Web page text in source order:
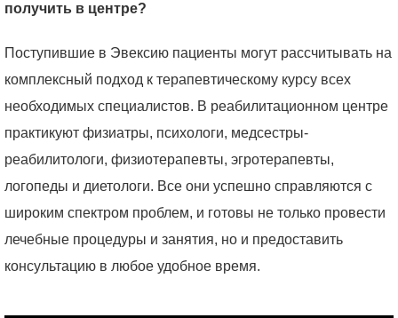
получить в центре?
Поступившие в Эвексию пациенты могут рассчитывать на
комплексный подход к терапевтическому курсу всех
необходимых специалистов. В реабилитационном центре
практикуют физиатры, психологи, медсестры-
реабилитологи, физиотерапевты, эгротерапевты,
логопеды и диетологи. Все они успешно справляются с
широким спектром проблем, и готовы не только провести
лечебные процедуры и занятия, но и предоставить
консультацию в любое удобное время.